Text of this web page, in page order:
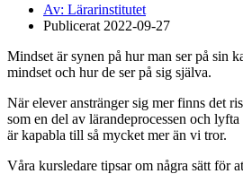
Av: Lärarinstitutet
Publicerat 2022-09-27
Mindset är synen på hur man ser på sin
mindset och hur de ser på sig själva.
När elever anstränger sig mer finns det
som en del av lärandeprocessen och
är kapabla till så mycket mer än vi tror.
Våra kursledare tipsar om några sätt för